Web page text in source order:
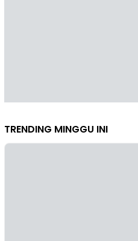
TRENDING MINGGU INI